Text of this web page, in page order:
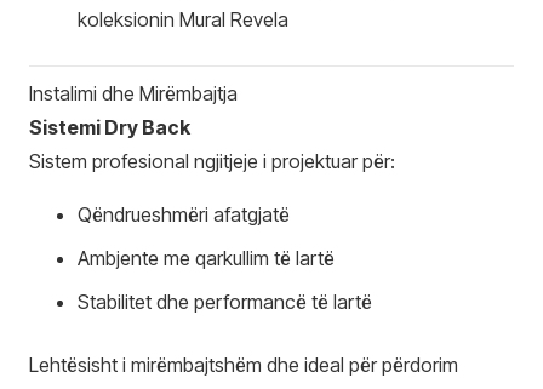
koleksionin Mural Revela
Instalimi dhe Mirëmbajtja
Sistemi Dry Back
Sistem profesional ngjitjeje i projektuar për:
Qëndrueshmëri afatgjatë
Ambjente me qarkullim të lartë
Stabilitet dhe performancë të lartë
Lehtësisht i mirëmbajtshëm dhe ideal për përdorim